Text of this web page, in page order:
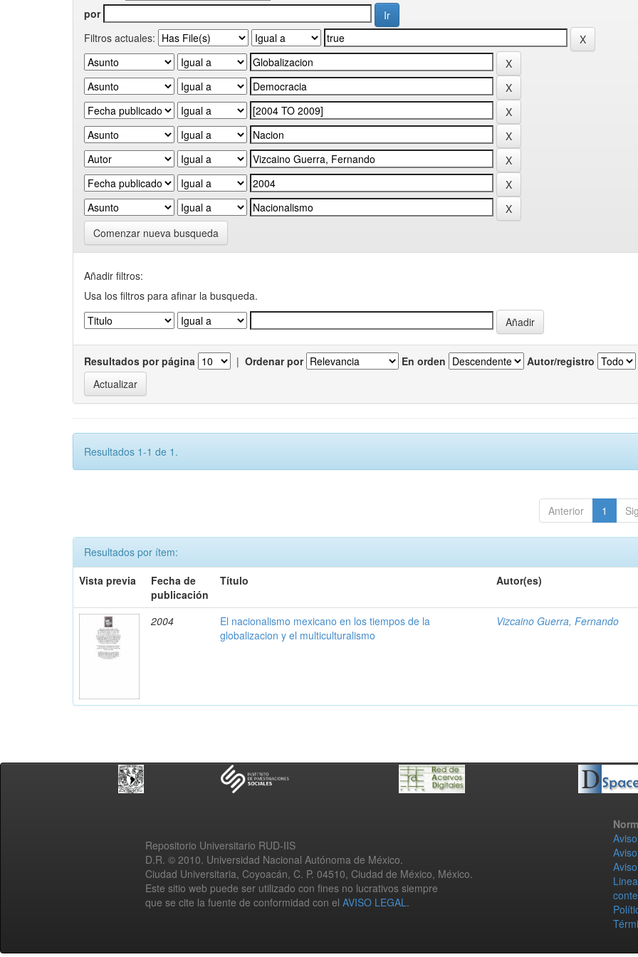
por
Filtros actuales:
Comenzar nueva busqueda
Añadir filtros:
Usa los filtros para afinar la busqueda.
Resultados por página | Ordenar por En orden Autor/registro
Resultados 1-1 de 1.
Anterior 1
Resultados por ítem:
Vista previa
Fecha de
publicación
Título Autor(es)
2004
El nacionalismo mexicano en los tiempos de la
globalizacion y el multiculturalismo
Vizcaino Guerra, Fernando
Repositorio Universitario RUD-IIS
D.R. © 2010. Universidad Nacional Autónoma de México.
Ciudad Universitaria, Coyoacán, C. P. 04510, Ciudad de México, México.
Este sitio web puede ser utilizado con fines no lucrativos siempre
que se cite la fuente de conformidad con el AVISO LEGAL.